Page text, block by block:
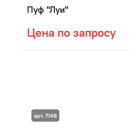
Пуф "Луи"
Цена по запросу
арт. 7148